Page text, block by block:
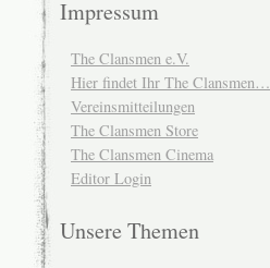
Impressum
The Clansmen e.V.
Hier findet Ihr The Clansmen…
Vereinsmitteilungen
The Clansmen Store
The Clansmen Cinema
Editor Login
Unsere Themen